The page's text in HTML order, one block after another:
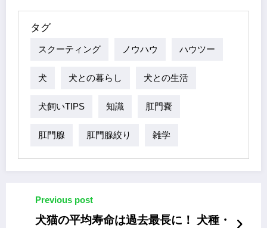
タグ
スクーティング ノウハウ ハウツー
犬 犬との暮らし 犬との生活
犬飼いTIPS 知識 肛門嚢
肛門腺 肛門腺絞り 雑学
Previous post
犬猫の平均寿命は過去最長に！ 犬種・